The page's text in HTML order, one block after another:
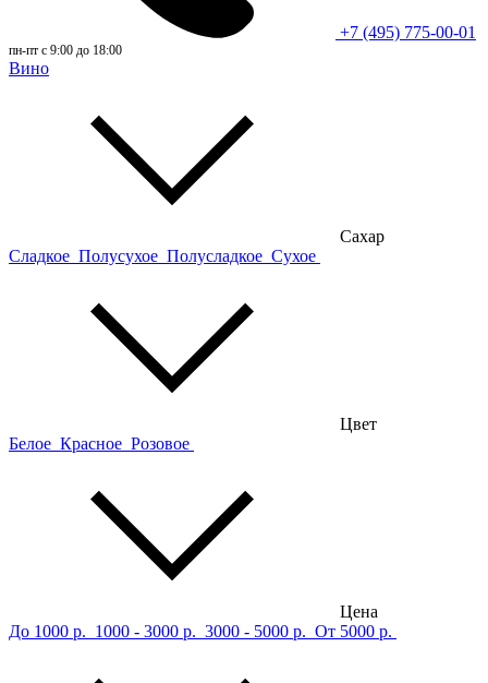
+7 (495) 775-00-01
пн-пт с 9:00 до 18:00
Вино
Сахар
Сладкое Полусухое Полусладкое Сухое
Цвет
Белое Красное Розовое
Цена
До 1000 р. 1000 - 3000 р. 3000 - 5000 р. От 5000 р.